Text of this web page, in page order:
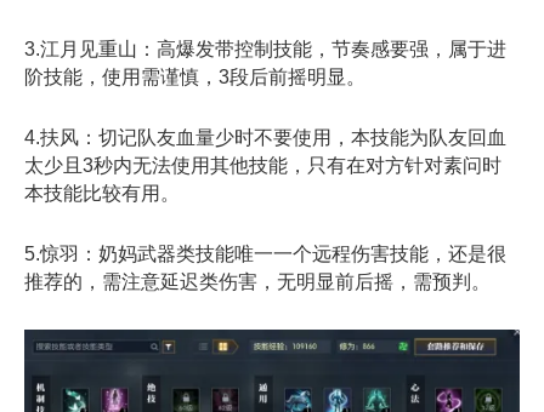
3.江月见重山：高爆发带控制技能，节奏感要强，属于进
阶技能，使用需谨慎，3段后前摇明显。
4.扶风：切记队友血量少时不要使用，本技能为队友回血
太少且3秒内无法使用其他技能，只有在对方针对素问时
本技能比较有用。
5.惊羽：奶妈武器类技能唯一一个远程伤害技能，还是很
推荐的，需注意延迟类伤害，无明显前后摇，需预判。